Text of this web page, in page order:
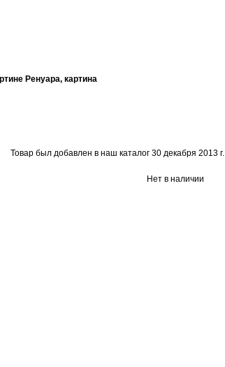
Ренуара, картина
Товар был добавлен в наш каталог 30 декабря 2013 г.
Нет в наличии